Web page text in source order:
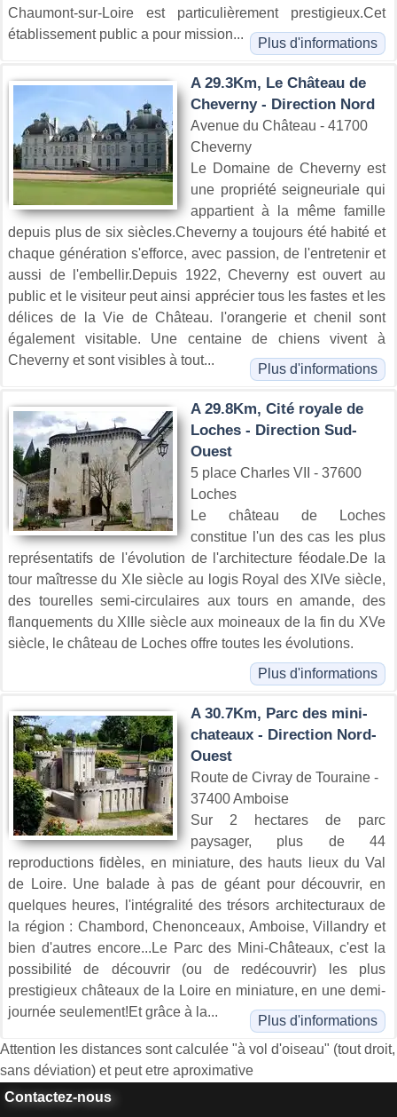
Chaumont-sur-Loire est particulièrement prestigieux.Cet
établissement public a pour mission...
Plus d'informations
A 29.3Km, Le Château de
Cheverny - Direction Nord
Avenue du Château - 41700
Cheverny
Le Domaine de Cheverny est
une propriété seigneuriale qui
appartient à la même famille
depuis plus de six siècles.Cheverny a toujours été habité et
chaque génération s'efforce, avec passion, de l'entretenir et
aussi de l'embellir.Depuis 1922, Cheverny est ouvert au
public et le visiteur peut ainsi apprécier tous les fastes et les
délices de la Vie de Château. l'orangerie et chenil sont
également visitable. Une centaine de chiens vivent à
Cheverny et sont visibles à tout...
Plus d'informations
A 29.8Km, Cité royale de
Loches - Direction Sud-
Ouest
5 place Charles VII - 37600
Loches
Le château de Loches
constitue l'un des cas les plus
représentatifs de l'évolution de l'architecture féodale.De la
tour maîtresse du XIe siècle au logis Royal des XIVe siècle,
des tourelles semi-circulaires aux tours en amande, des
flanquements du XIIIe siècle aux moineaux de la fin du XVe
siècle, le château de Loches offre toutes les évolutions.
Plus d'informations
A 30.7Km, Parc des mini-
chateaux - Direction Nord-
Ouest
Route de Civray de Touraine -
37400 Amboise
Sur 2 hectares de parc
paysager, plus de 44
reproductions fidèles, en miniature, des hauts lieux du Val
de Loire. Une balade à pas de géant pour découvrir, en
quelques heures, l'intégralité des trésors architecturaux de
la région : Chambord, Chenonceaux, Amboise, Villandry et
bien d'autres encore...Le Parc des Mini-Châteaux, c'est la
possibilité de découvrir (ou de redécouvrir) les plus
prestigieux châteaux de la Loire en miniature, en une demi-
journée seulement!Et grâce à la...
Plus d'informations
Attention les distances sont calculée "à vol d'oiseau" (tout droit,
sans déviation) et peut etre aproximative
Contactez-nous